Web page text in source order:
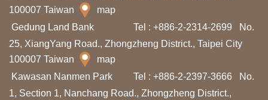
e
n
e
l
t
100007 Taiwan
map
Gedung Land Bank
Tel : +886-2-2314-2699
No.
25, XiangYang Road., Zhongzheng District., Taipei City
100007 Taiwan
map
Kawasan Nanmen Park
Tel : +886-2-2397-3666
No.
1, Section 1, Nanchang Road., Zhongzheng District.,